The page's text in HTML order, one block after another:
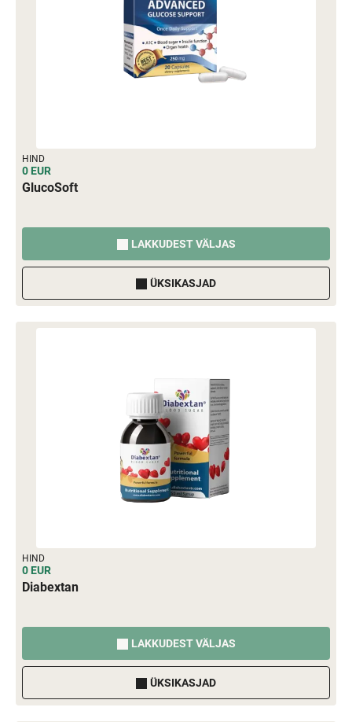
HIND
0 EUR
GlucoSoft
LAKKUDEST VÄLJAS
ÜKSIKASJAD
HIND
0 EUR
Diabextan
LAKKUDEST VÄLJAS
ÜKSIKASJAD